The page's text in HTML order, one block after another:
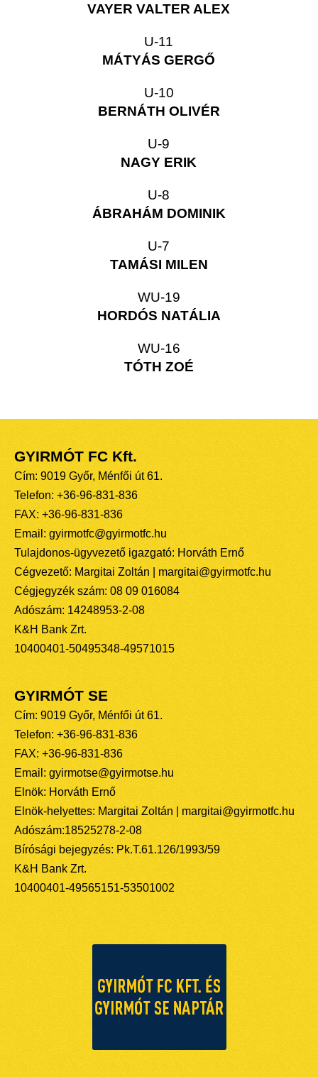
VAYER VALTER ALEX
U-11
MÁTYÁS GERGŐ
U-10
BERNÁTH OLIVÉR
U-9
NAGY ERIK
U-8
ÁBRAHÁM DOMINIK
U-7
TAMÁSI MILEN
WU-19
HORDÓS NATÁLIA
WU-16
TÓTH ZOÉ
GYIRMÓT FC Kft.
Cím: 9019 Győr, Ménfői út 61.
Telefon: +36-96-831-836
FAX: +36-96-831-836
Email: gyirmotfc@gyirmotfc.hu
Tulajdonos-ügyvezető igazgató: Horváth Ernő
Cégvezető: Margitai Zoltán | margitai@gyirmotfc.hu
Cégjegyzék szám: 08 09 016084
Adószám: 14248953-2-08
K&H Bank Zrt.
10400401-50495348-49571015
GYIRMÓT SE
Cím: 9019 Győr, Ménfői út 61.
Telefon: +36-96-831-836
FAX: +36-96-831-836
Email: gyirmotse@gyirmotse.hu
Elnök: Horváth Ernő
Elnök-helyettes: Margitai Zoltán | margitai@gyirmotfc.hu
Adószám:18525278-2-08
Bírósági bejegyzés: Pk.T.61.126/1993/59
K&H Bank Zrt.
10400401-49565151-53501002